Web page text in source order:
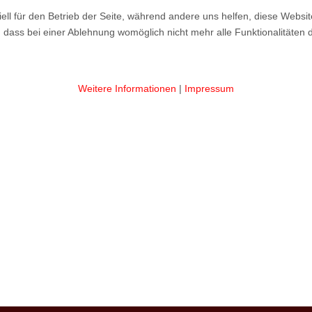
für den Betrieb der Seite, während andere uns helfen, diese
bei einer Ablehnung womöglich nicht mehr alle Funktionalitäten
Weitere Informationen | Impressum